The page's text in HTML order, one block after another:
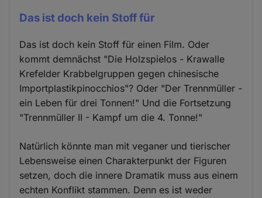
Das ist doch kein Stoff für
Das ist doch kein Stoff für einen Film. Oder
kommt demnächst "Die Holzspielos - Krawalle
Krefelder Krabbelgruppen gegen chinesische
Importplastikpinocchios"? Oder "Der Trennmüller -
ein Leben für drei Tonnen!" Und die Fortsetzung
"Trennmüller II - Kampf um die 4. Tonne!"
Natürlich könnte man mit veganer und tierischer
Lebensweise einen Charakterpunkt der Figuren
setzen, doch die innere Dramatik muss aus einem
echten Konflikt stammen. Denn es ist weder